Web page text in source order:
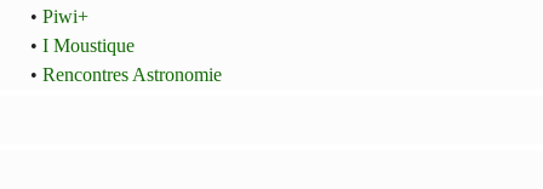
• Piwi+
• I Moustique
• Rencontres Astronomie